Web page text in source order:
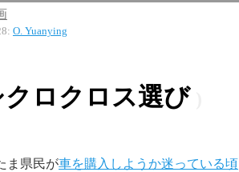
: O. Yuanying
クロクロス選び
ま県民が車を購入しようか迷っている頃